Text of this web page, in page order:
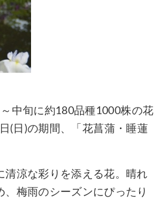
中旬に約180品種1000株の花
(日)の期間、「花菖蒲・睡蓮
清涼な彩りを添える花。晴れ
梅雨のシーズンにぴったり